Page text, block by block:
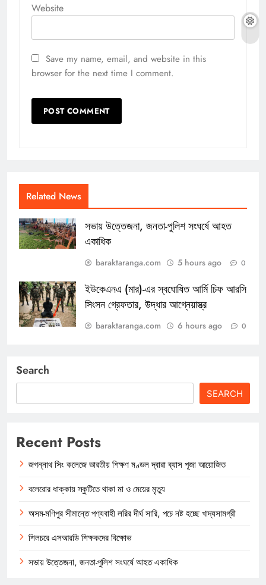
Website
Save my name, email, and website in this
browser for the next time I comment.
Related News
সভায় উত্তেজনা, জনতা-পুলিশ সংঘর্ষে আহত
একাধিক
baraktaranga.com 5 hours ago 0
ইউকেএনএ (মার)-এর স্বঘোষিত আর্মি চিফ আরসি
সিংসন গ্রেফতার, উদ্ধার আগ্নেয়াস্ত্র
baraktaranga.com 6 hours ago 0
Search
SEARCH
Recent Posts
জগন্নাথ সিং কলেজে ভারতীয় শিক্ষণ মণ্ডল দ্বারা ব্যাস পূজা আয়োজিত
বলেরোর ধাক্কায় স্কুটিতে থাকা মা ও মেয়ের মৃত্যু
অসম-মণিপুর সীমান্তে পণ্যবাহী লরির দীর্ঘ সারি, পচে নষ্ট হচ্ছে খাদ্যসামগ্রী
শিলচরে এসআরডি শিক্ষকদের বিক্ষোভ
সভায় উত্তেজনা, জনতা-পুলিশ সংঘর্ষে আহত একাধিক